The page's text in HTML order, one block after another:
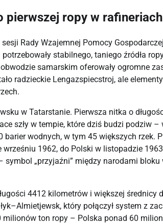
pierwszej ropy w rafineriach
Rady Wzajemnej Pomocy
stabilnego, taniego źródła
samarskim oferowały ogromne
radzieckie Lengazspiecstroj, ale
w Tatarstanie. Pierwsza nitka o
szły w tempie, które dziś budzi podziw
wodnych, w tym 45 większych rzek.
1962, do Polski w listopadzie
„przyjaźni” między narodami bloku
4412 kilometrów i większej średnicy
który połączył system z
milionów ton ropy – Polska ponad 60